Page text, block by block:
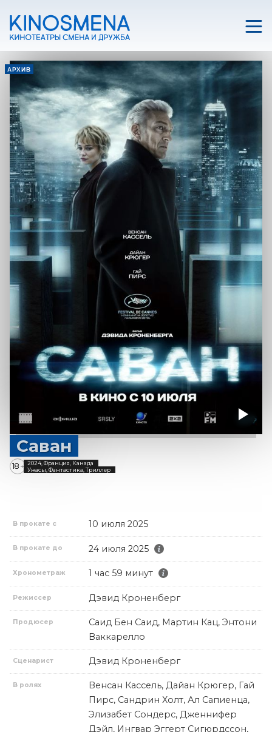
АРХИВ
Саван
18 + 2024, Франция, Канада
Ужасы, Фантастика, Триллер
В прокате с 10 июля 2025
В прокате до 24 июля 2025
Хронометраж 1 час 59 минут
Режиссер Дэвид Кроненберг
Продюсер
Саид Бен Саид, Мартин Кац, Энтони
Ваккарелло
Сценарист Дэвид Кроненберг
В ролях
Венсан Кассель, Дайан Крюгер, Гай
Пирс, Сандрин Холт, Ал Сапиенца,
Элизабет Сондерс, Дженнифер
Дэйл, Ингвар Эггерт Сигюрдссон,